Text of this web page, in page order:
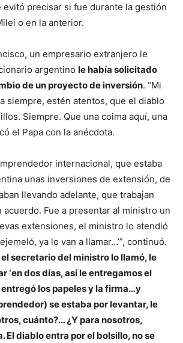
evitó precisar si fue durante la gestión
o en la anterior.
un empresario extranjero le
argentino le había solicitado
de un proyecto de inversión. “Mi
siempre, estén atentos, que el diablo
Siempre. Que una coima aquí, una
el Papa con la anécdota.
internacional, que estaba
unas inversiones de extensión, de
llevando adelante, que trabajan
acuerdo. Fue a presentar al ministro un
extensiones, el ministro lo atendió
ya lo van a llamar…’”, continuó.
secretario del ministro lo llamó, le
‘en dos días, así le entregamos el
entregó los papeles y la firma…y
se estaba por levantar, le
cuánto?… ¿Y para nosotros,
El diablo entra por el bolsillo, no se